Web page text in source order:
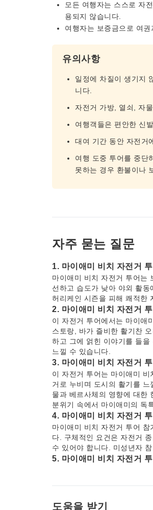
모든 여행자는 스스로 자
용되지 않습니다.
여행자는 보증금으로 여
유의사항
일정에 차질이 생기지
니다.
자전거 가방, 열쇠, 자
여행객들은 편안한 신
대여 기간 동안 자전거
여행 도중 투어를 중단
못하는 경우 환불이나
자주 묻는 질문
1. 마이애미 비치 자전거
마이애미 비치 자전거 투어는
선하고 습도가 낮아 야외 활
허리케인 시즌을 피해 쾌적한
2. 마이애미 비치 자전거
이 자전거 투어에서는 마이애
스토랑, 바가 즐비한 활기찬
하고 그에 얽힌 이야기를 들
느낄 수 있습니다.
3. 마이애미 비치 자전거
이 자전거 투어는 마이애미
거로 누비며 도시의 활기를
물과 베르사체의 영향에 대한
분위기 속에서 마이애미의 독
4. 마이애미 비치 자전거
마이애미 비치 자전거 투어
다. 구체적인 요건은 자전거
수 있어야 합니다. 미성년자
5. 마이애미 비치 자전거
6. 마이애미 비치 자전거
도움을 받기